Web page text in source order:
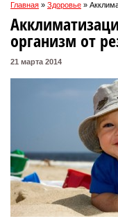
Главная » Здоровье »
организм от
21 марта 2014